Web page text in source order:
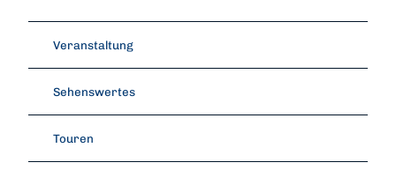
Veranstaltung
Sehenswertes
Touren